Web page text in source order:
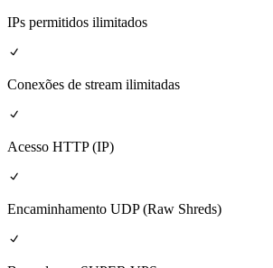
IPs permitidos ilimitados
Conexões de stream ilimitadas
Acesso HTTP (IP)
Encaminhamento UDP (Raw Shreds)